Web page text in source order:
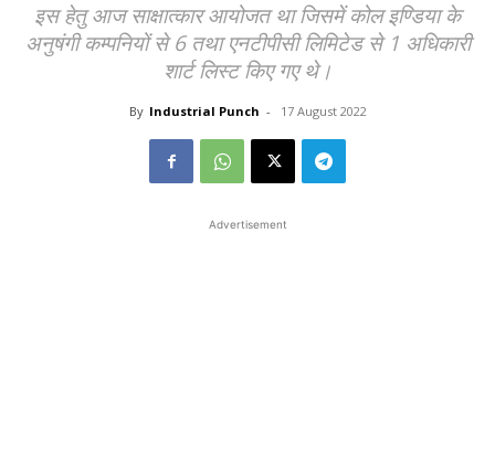
इस हेतु आज साक्षात्कार आयोजत था जिसमें कोल इण्डिया के
अनुषंगी कम्पनियों से 6 तथा एनटीपीसी लिमिटेड से 1 अधिकारी
शार्ट लिस्ट किए गए थे।
By Industrial Punch - 17 August 2022
Advertisement